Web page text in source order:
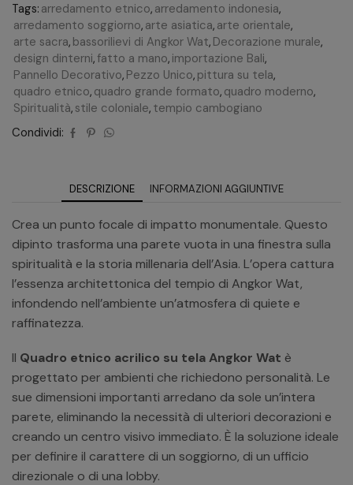
Tags: arredamento etnico, arredamento indonesia,
arredamento soggiorno, arte asiatica, arte orientale,
arte sacra, bassorilievi di Angkor Wat, Decorazione murale,
design dinterni, fatto a mano, importazione Bali,
Pannello Decorativo, Pezzo Unico, pittura su tela,
quadro etnico, quadro grande formato, quadro moderno,
Spiritualità, stile coloniale, tempio cambogiano
Condividi:
DESCRIZIONE INFORMAZIONI AGGIUNTIVE
Crea un punto focale di impatto monumentale. Questo
dipinto trasforma una parete vuota in una finestra sulla
spiritualità e la storia millenaria dell’Asia. L’opera cattura
l’essenza architettonica del tempio di Angkor Wat,
infondendo nell’ambiente un’atmosfera di quiete e
raffinatezza.
Il Quadro etnico acrilico su tela Angkor Wat è
progettato per ambienti che richiedono personalità. Le
sue dimensioni importanti arredano da sole un’intera
parete, eliminando la necessità di ulteriori decorazioni e
creando un centro visivo immediato. È la soluzione ideale
per definire il carattere di un soggiorno, di un ufficio
direzionale o di una lobby.